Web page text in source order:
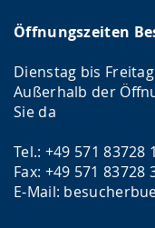
Öffnungszeiten
Dienstag bis
Außerhalb der
Sie da
Tel.: +49 571 83728
Fax: +49 571 83728
E-Mail: